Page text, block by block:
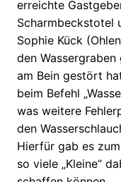
erreichte
Scharmbeckstotel
Sophie Kück
den
am Bein gestört
beim Befehl
was weitere
den
Hierfür gab es
so viele „Kleine“